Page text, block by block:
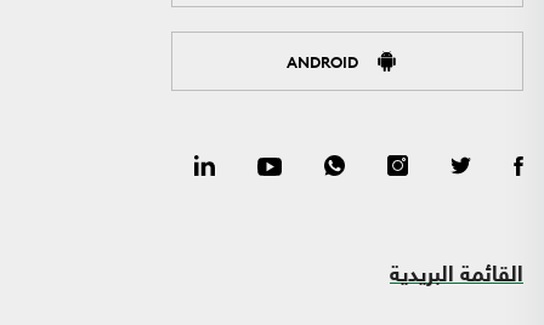
ANDROID
القائمة البريدية